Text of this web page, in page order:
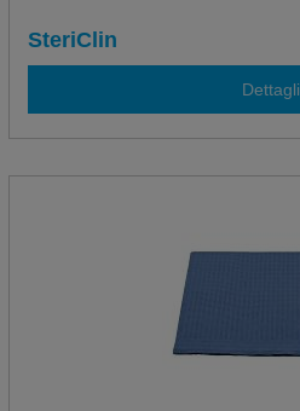
SteriClin
Dettagli